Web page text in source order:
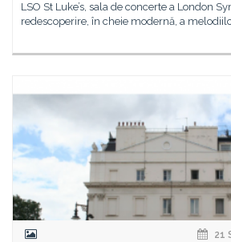
LSO St Luke’s, sala de concerte a London
redescoperire, în cheie modernă, a
21